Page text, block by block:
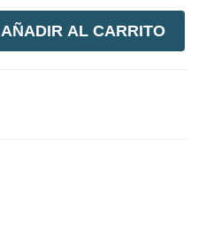
AÑADIR AL CARRITO